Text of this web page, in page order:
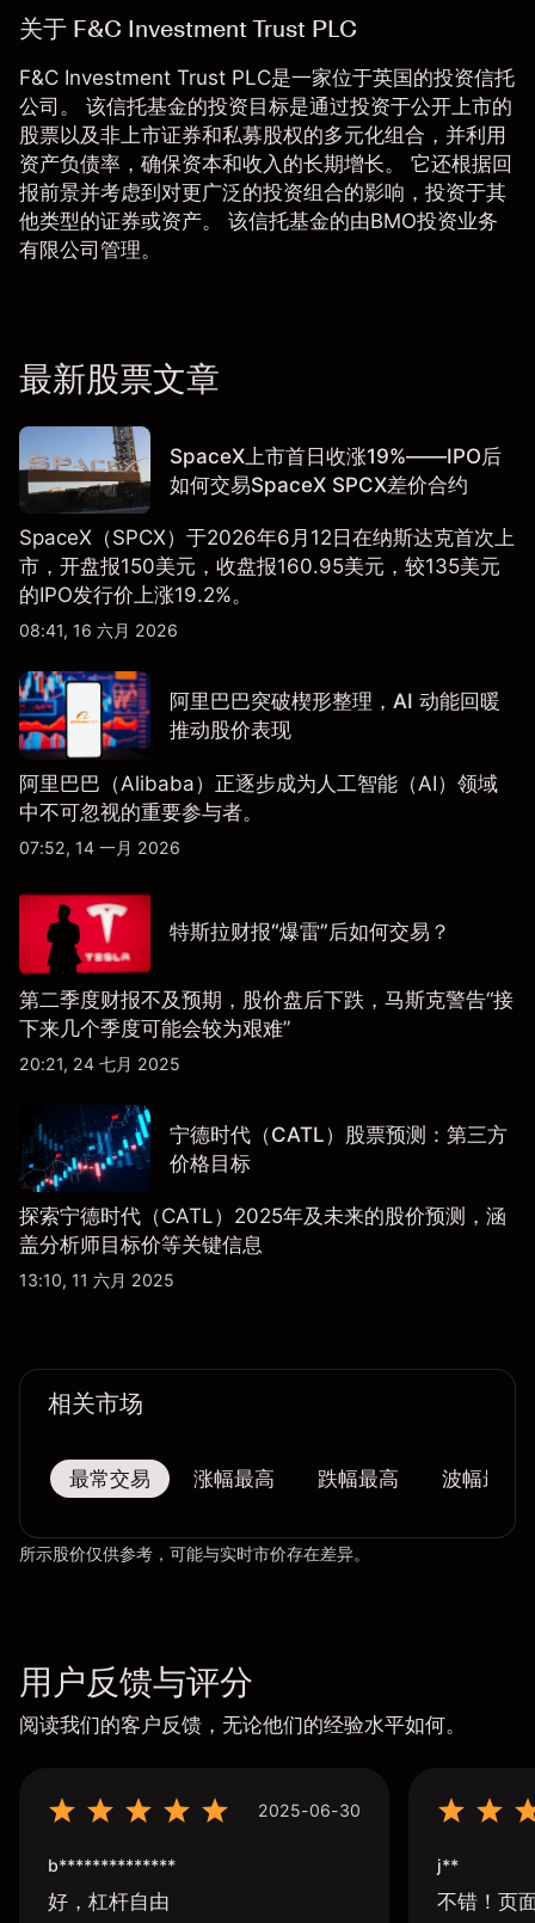
关于 F&C Investment Trust PLC
F&C Investment Trust PLC是一家位于英国的投资信托
公司。 该信托基金的投资目标是通过投资于公开上市的
股票以及非上市证券和私募股权的多元化组合，并利用
资产负债率，确保资本和收入的长期增长。 它还根据回
报前景并考虑到对更广泛的投资组合的影响，投资于其
他类型的证券或资产。 该信托基金的由BMO投资业务
有限公司管理。
最新股票文章
SpaceX上市首日收涨19%——IPO后
如何交易SpaceX SPCX差价合约
SpaceX（SPCX）于2026年6月12日在纳斯达克首次上
市，开盘报150美元，收盘报160.95美元，较135美元
的IPO发行价上涨19.2%。
08:41, 16 六月 2026
阿里巴巴突破楔形整理，AI 动能回暖
推动股价表现
阿里巴巴（Alibaba）正逐步成为人工智能（AI）领域
中不可忽视的重要参与者。
07:52, 14 一月 2026
特斯拉财报“爆雷”后如何交易？
第二季度财报不及预期，股价盘后下跌，马斯克警告“接
下来几个季度可能会较为艰难”
20:21, 24 七月 2025
宁德时代（CATL）股票预测：第三方
价格目标
探索宁德时代（CATL）2025年及未来的股价预测，涵
盖分析师目标价等关键信息
13:10, 11 六月 2025
相关市场
最常交易 涨幅最高 跌幅最高 波幅最大
所示股价仅供参考，可能与实时市价存在差异。
用户反馈与评分
阅读我们的客户反馈，无论他们的经验水平如何。
2025-06-30
b**************
好，杠杆自由
j**
不错！页